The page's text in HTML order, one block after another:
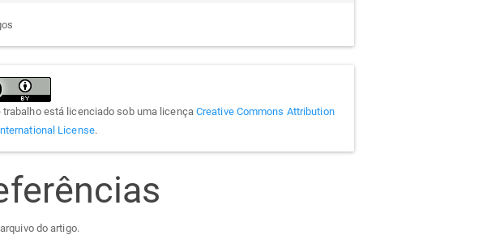
trabalho está licenciado sob uma licença Creative Commons Attribution
License.
do artigo.